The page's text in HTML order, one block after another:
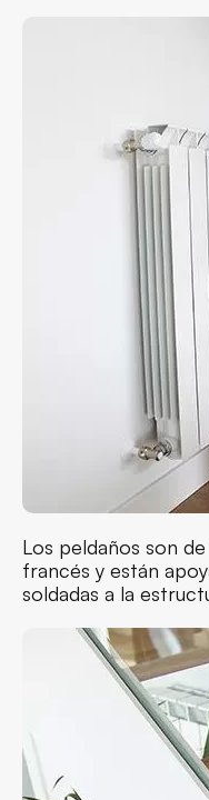
Los peldaños son
francés y están
soldadas a la